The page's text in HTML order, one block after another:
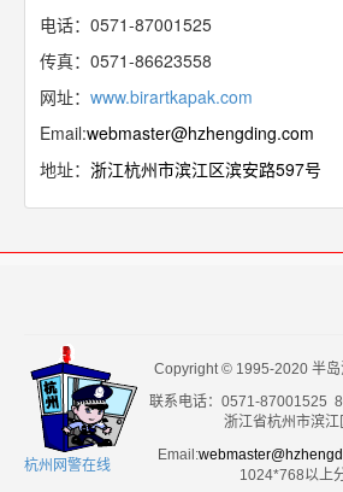
电话：0571-87001525
传真：0571-86623558
网址： www.birartkapak.com
Email:webmaster@hzhengding.com
地址： 浙江杭州市滨江区滨安路597号
杭州网警在线
Copyright © 1995-2020 半
联系电话：0571-87001525
浙江省杭州市滨
Email:
1024*768以上